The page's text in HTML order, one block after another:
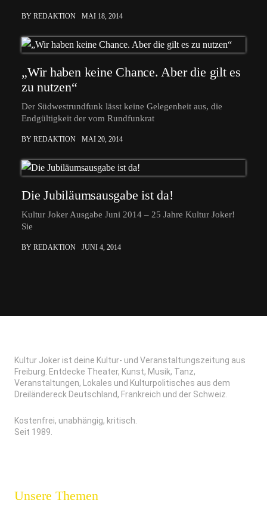
BY REDAKTION MAI 18, 2014
„Wir haben keine Chance. Aber die gilt es
zu nutzen“
Der Südwestrundfunk lässt keine Gelegenheit aus, die
Endgültigkeit der vom Rundfunkrat
BY REDAKTION MAI 20, 2014
Die Jubiläumsausgabe ist da!
Kultur Joker Ausgabe Juni 2014 – 25 Jahre Kultur Joker!
Sie
BY REDAKTION JUNI 4, 2014
Kultur Joker ist deine Kultur- und Veranstaltungszeitung aus
Freiburg. Entdecke Theater, Kunst, Musik, Tanz,
Veranstaltungen, Lokales und Kulturpolitisches aus dem
Dreiländereck Deutschland, Frankreich und der Schweiz.
Kostenfrei, unabhängig, kritisch.
Seit 1989.
Unsere Themen